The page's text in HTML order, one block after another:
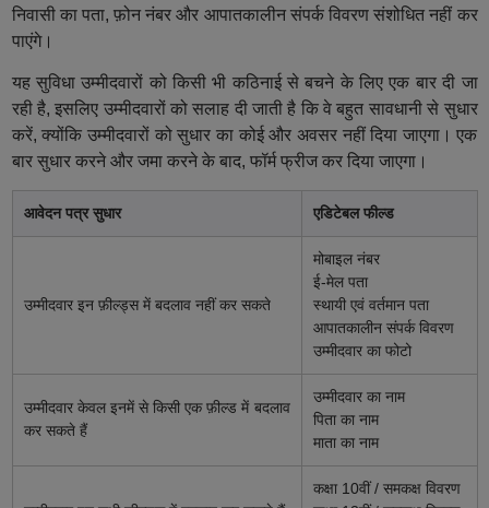
निवासी का पता, फ़ोन नंबर और आपातकालीन संपर्क विवरण संशोधित नहीं कर
पाएंगे।
यह सुविधा उम्मीदवारों को किसी भी कठिनाई से बचने के लिए एक बार दी जा
रही है, इसलिए उम्मीदवारों को सलाह दी जाती है कि वे बहुत सावधानी से सुधार
करें, क्योंकि उम्मीदवारों को सुधार का कोई और अवसर नहीं दिया जाएगा। एक
बार सुधार करने और जमा करने के बाद, फॉर्म फ्रीज कर दिया जाएगा।
आवेदन पत्र सुधार एडिटेबल फील्ड
उम्मीदवार इन फ़ील्ड्स में बदलाव नहीं कर सकते
मोबाइल नंबर
ई-मेल पता
स्थायी एवं वर्तमान पता
आपातकालीन संपर्क विवरण
उम्मीदवार का फोटो
उम्मीदवार केवल इनमें से किसी एक फ़ील्ड में बदलाव
कर सकते हैं
उम्मीदवार का नाम
पिता का नाम
माता का नाम
कक्षा 10वीं / समकक्ष विवरण